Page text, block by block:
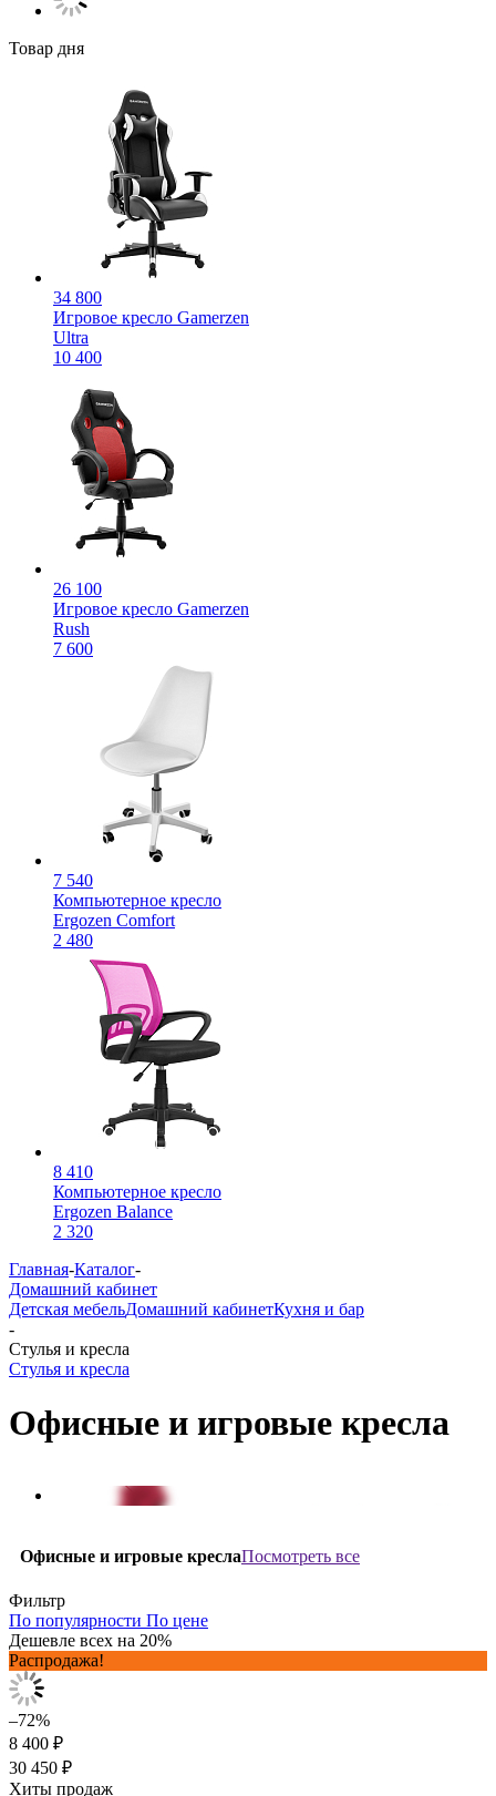
Товар дня
34 800
Игровое кресло Gamerzen
Ultra
10 400
26 100
Игровое кресло Gamerzen
Rush
7 600
7 540
Компьютерное кресло
Ergozen Comfort
2 480
8 410
Компьютерное кресло
Ergozen Balance
2 320
Главная-Каталог-
Домашний кабинет
Детская мебельДомашний кабинетКухня и бар
-
Стулья и кресла
Стулья и кресла
Офисные и игровые кресла
Офисные и игровые креслаПосмотреть все
Фильтр
По популярности По цене
Дешевле всех на 20%
Распродажа!
–72%
8 400 ₽
30 450 ₽
Хиты продаж